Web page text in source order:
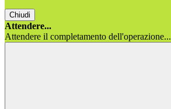
Chiudi
Attendere...
Attendere il completamento dell'operazione...